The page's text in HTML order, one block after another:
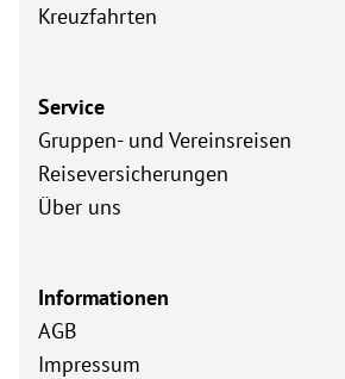
Kreuzfahrten
Service
Gruppen- und Vereinsreisen
Reiseversicherungen
Über uns
Informationen
AGB
Impressum